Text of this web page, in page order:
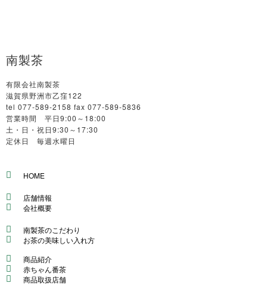
南製茶
有限会社南製茶
滋賀県野洲市乙窪122
tel 077-589-2158 fax 077-589-5836
営業時間 平日9:00～18:00
土・日・祝日9:30～17:30
定休日 毎週水曜日
HOME
店舗情報
会社概要
南製茶のこだわり
お茶の美味しい入れ方
商品紹介
赤ちゃん番茶
商品取扱店舗